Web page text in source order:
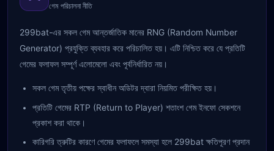
গেম পরিচালনা নীতি
299bat-এর সকল গেম আন্তর্জাতিক মানের RNG (Random Number
Generator) প্রযুক্তি ব্যবহার করে পরিচালিত হয়। এটি নিশ্চিত করে যে প্রতিটি
গেমের ফলাফল সম্পূর্ণ এলোমেলো এবং পূর্বনির্ধারিত নয়।
সকল গেম তৃতীয় পক্ষের স্বাধীন অডিটর দ্বারা নিয়মিত পরীক্ষিত হয়।
প্রতিটি গেমের RTP (Return to Player) শতাংশ গেম ইনফো সেকশনে
প্রকাশ করা থাকে।
কারিগরি ত্রুটির কারণে গেমের ফলাফলে সমস্যা হলে 299bat ক্ষতিপূরণ প্রদান